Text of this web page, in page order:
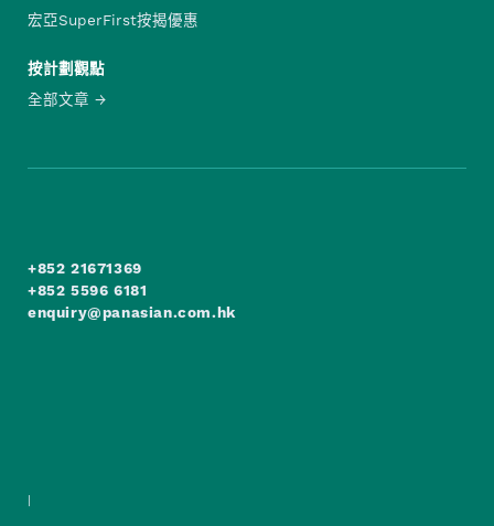
宏亞SuperFirst按揭優惠
按計劃觀點
全部文章
+852 21671369
+852 5596 6181
enquiry@panasian.com.hk